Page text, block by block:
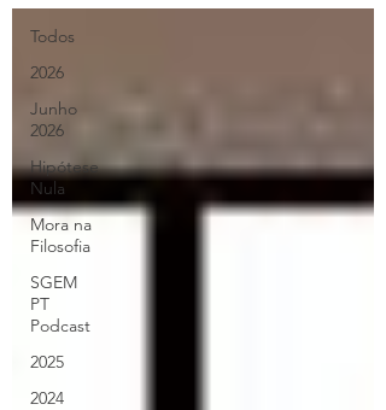
Todos
2026
Junho
2026
Hipótese
Nula
Mora na
Filosofia
SGEM
PT
Podcast
2025
2024